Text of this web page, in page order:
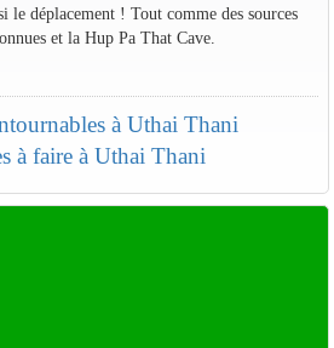
le déplacement ! Tout comme des sources
et la Hup Pa That Cave.
à Uthai Thani
à faire à Uthai Thani